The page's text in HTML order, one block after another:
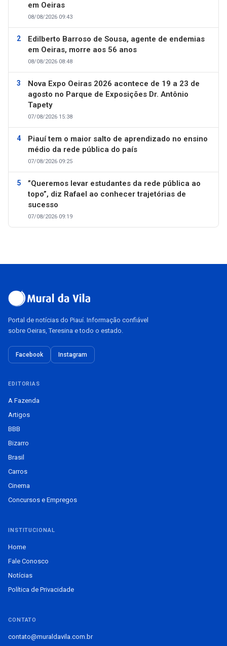
em Oeiras
08/08/2026 09:43
Edilberto Barroso de Sousa, agente de endemias
em Oeiras, morre aos 56 anos
08/08/2026 08:48
Nova Expo Oeiras 2026 acontece de 19 a 23 de
agosto no Parque de Exposições Dr. Antônio
Tapety
07/08/2026 15:38
Piauí tem o maior salto de aprendizado no ensino
médio da rede pública do país
07/08/2026 09:25
”Queremos levar estudantes da rede pública ao
topo”, diz Rafael ao conhecer trajetórias de
sucesso
07/08/2026 09:19
Portal de notícias do Piauí. Informação confiável
sobre Oeiras, Teresina e todo o estado.
Facebook Instagram
EDITORIAS
A Fazenda
Artigos
BBB
Bizarro
Brasil
Carros
Cinema
Concursos e Empregos
INSTITUCIONAL
Home
Fale Conosco
Notícias
Política de Privacidade
CONTATO
contato@muraldavila.com.br